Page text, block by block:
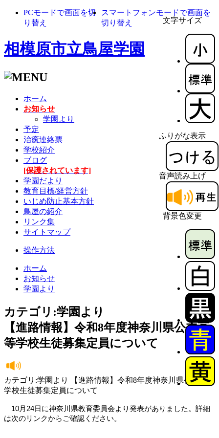
文字サイズ
ふりがな表示
音声読み上げ
背景色変更
PCモードで画面を切
り替え
スマートフォンモードで画面を
切り替え
相模原市立鳥屋学園
ホーム
お知らせ
学園より
予定
治癒連絡票
学校紹介
ブログ
[保護されています]
学園だより
教育目標/経営方針
いじめ防止基本方針
鳥屋の紹介
リンク集
サイトマップ
操作方法
ホーム
お知らせ
学園より
カテゴリ:学園より
【進路情報】令和8年度神奈川県公立高
等学校生徒募集定員について
カテゴリ:学園より 【進路情報】令和8年度神奈川県公立高等
学校生徒募集定員について
10月24日に神奈川県教育委員会より発表がありました。詳細
は次のリンクからご確認ください。